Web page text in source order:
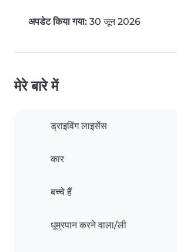
अपडेट किया गया: 30 जून 2026
मेरे बारे में
ड्राइविंग लाइसेंस
कार
बच्चे हैं
धूम्रपान करने वाला/ली